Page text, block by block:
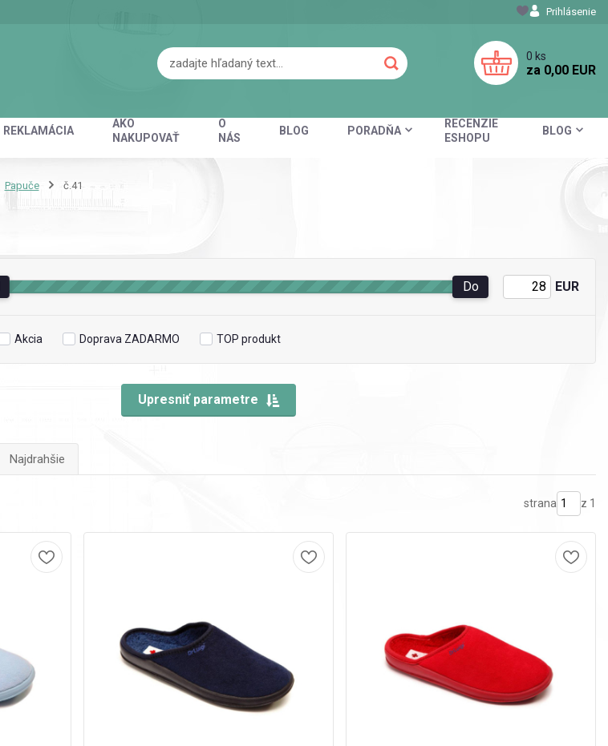
REKLAMÁCIA
AKO
NAKUPOVAŤ
O
NÁS
BLOG PORADŇA
RECENZIE
ESHOPU
BLOG
Prihlásenie
0 ks
za 0,00 EUR
Papuče č.41
Upresniť parametre
Do EUR
Akcia Doprava ZADARMO TOP produkt
Najdrahšie
strana z 1